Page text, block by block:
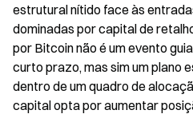
estrutural nítido face às
dominadas por capital de
por Bitcoin não é um evento
curto prazo, mas sim um plano
dentro de um quadro de
capital opta por aumentar